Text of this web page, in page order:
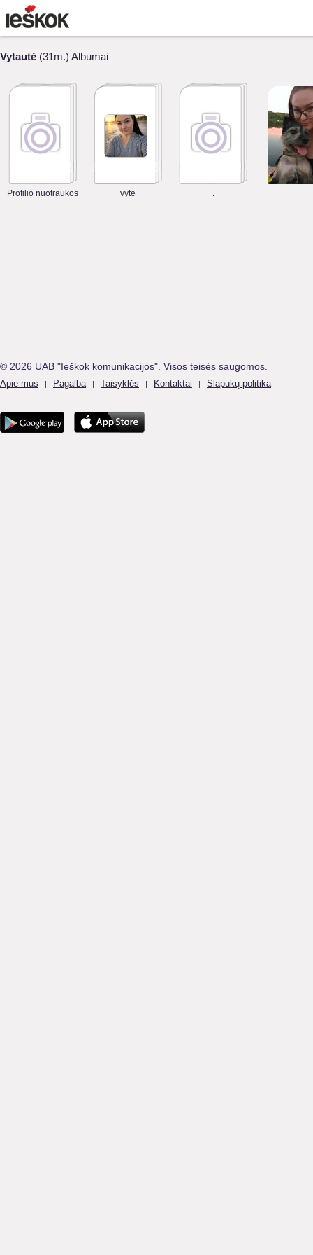
Vytautė (31m.) Albumai
Profilio nuotraukos vyte .
© 2026 UAB "Ieškok komunikacijos". Visos teisės saugomos.
Apie mus | Pagalba | Taisyklės | Kontaktai | Slapukų politika